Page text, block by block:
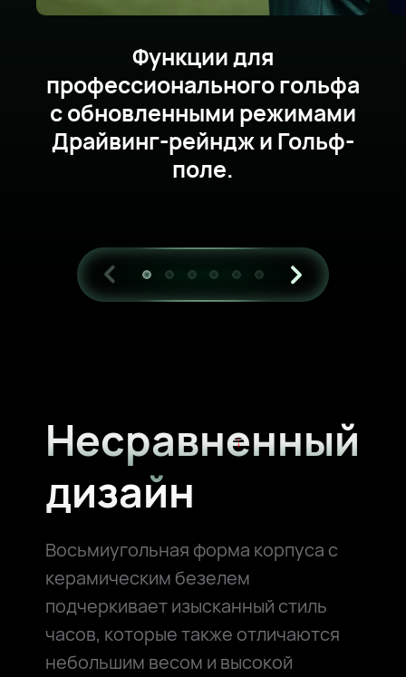
Функции для
профессионального гольфа
с обновленными режимами
Драйвинг-рейндж и Гольф-
поле.
Несравненный
дизайн
Восьмиугольная форма корпуса с
керамическим безелем
подчеркивает изысканный стиль
часов, которые также отличаются
небольшим весом и высокой